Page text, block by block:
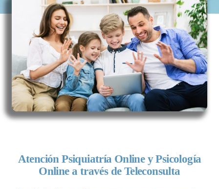
Atención Psiquiatría Online y Psicología
Online a través de Teleconsulta